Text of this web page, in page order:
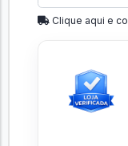
Clique aqui e